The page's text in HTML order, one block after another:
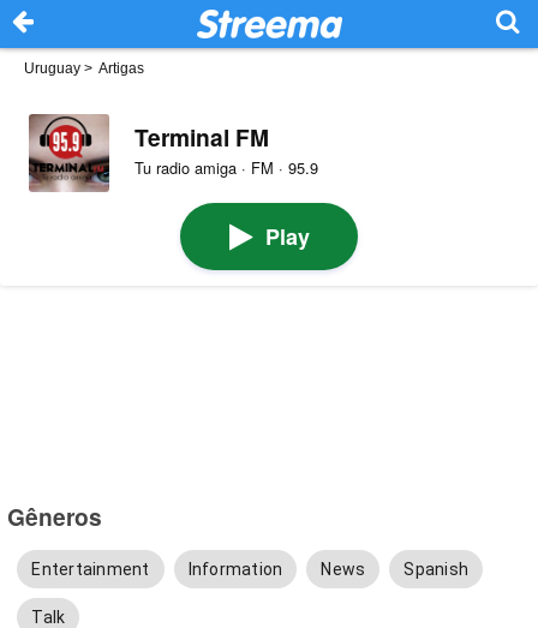
Uruguay > Artigas
Terminal FM
Tu radio amiga · FM · 95.9
Play
Gêneros
Entertainment Information News Spanish
Talk